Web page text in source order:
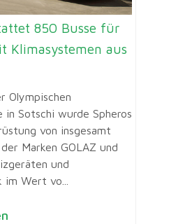
850 Busse für
Klimasystemen aus
Olympischen
in Sotschi wurde Spheros
von insgesamt
Marken GOLAZ und
und
Wert vo...